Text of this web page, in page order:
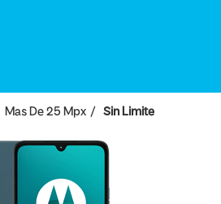
Mas De 25 Mpx Sin Limite